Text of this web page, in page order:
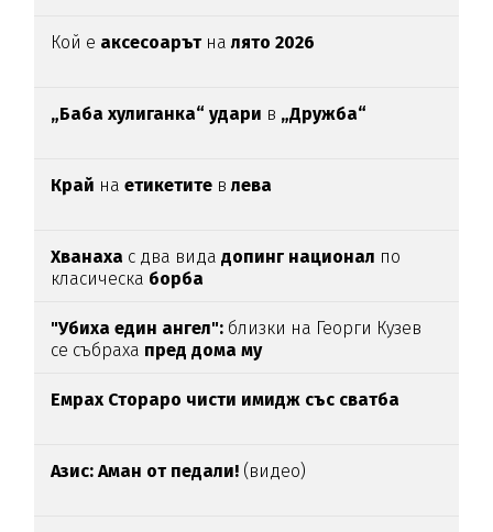
Кой е аксесоарътналято 2026
„Баба хулиганка“ удари в „Дружба“
Край наетикетите влева
Хванаха с два видадопинг национал по
класическа борба
"Убиха един ангел": близки на Георги Кузев
се събраха пред дома му
Емрах Стораро чисти имидж със сватба
Азис: Аман от педали! (видео)